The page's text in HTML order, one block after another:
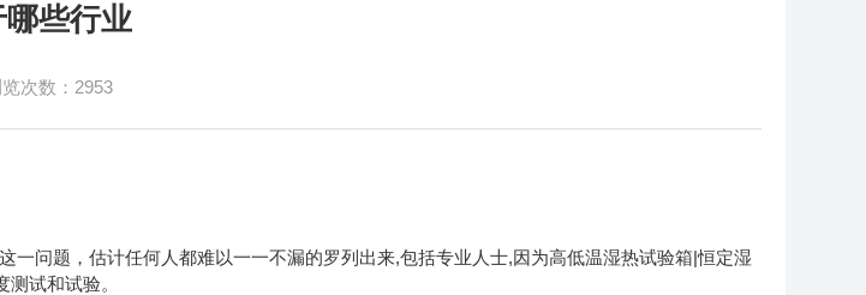
些行业
次数：2953
问题，估计任何人都难以一一不漏的罗列出来,包括专业人士,因为高低温湿热试验箱|恒定湿
试和试验。